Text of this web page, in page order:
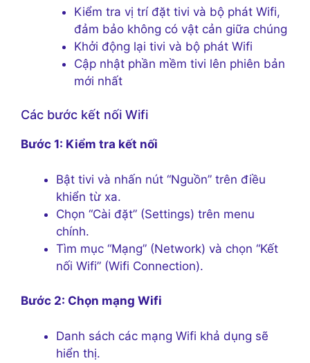
Kiểm tra vị trí đặt tivi và bộ phát Wifi,
đảm bảo không có vật cản giữa chúng
Khởi động lại tivi và bộ phát Wifi
Cập nhật phần mềm tivi lên phiên bản
mới nhất
Các bước kết nối Wifi
Bước 1: Kiểm tra kết nối
Bật tivi và nhấn nút “Nguồn” trên điều
khiển từ xa.
Chọn “Cài đặt” (Settings) trên menu
chính.
Tìm mục “Mạng” (Network) và chọn “Kết
nối Wifi” (Wifi Connection).
Bước 2: Chọn mạng Wifi
Danh sách các mạng Wifi khả dụng sẽ
hiển thị.